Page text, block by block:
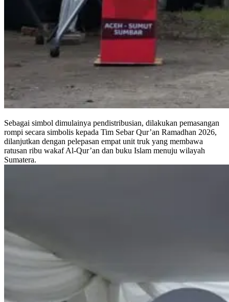
Sebagai simbol dimulainya pendistribusian, dilakukan pemasangan
rompi secara simbolis kepada Tim Sebar Qur’an Ramadhan 2026,
dilanjutkan dengan pelepasan empat unit truk yang membawa
ratusan ribu wakaf Al-Qur’an dan buku Islam menuju wilayah
Sumatera.